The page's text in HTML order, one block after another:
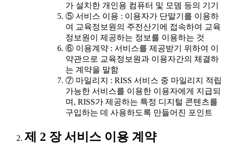
가 설치한 개인용 컴퓨터 및 모뎀 등의 기기
⑤ 서비스 이용 : 이용자가 단말기를 이용하
여 교육정보원의 주전산기에 접속하여 교육
정보원이 제공하는 정보를 이용하는 것
⑥ 이용계약 : 서비스를 제공받기 위하여 이
약관으로 교육정보원과 이용자간의 체결하
는 계약을 말함
⑦ 마일리지 : RISS 서비스 중 마일리지 적립
가능한 서비스를 이용한 이용자에게 지급되
며, RISS가 제공하는 특정 디지털 콘텐츠를
구입하는 데 사용하도록 만들어진 포인트
제 2 장 서비스 이용 계약